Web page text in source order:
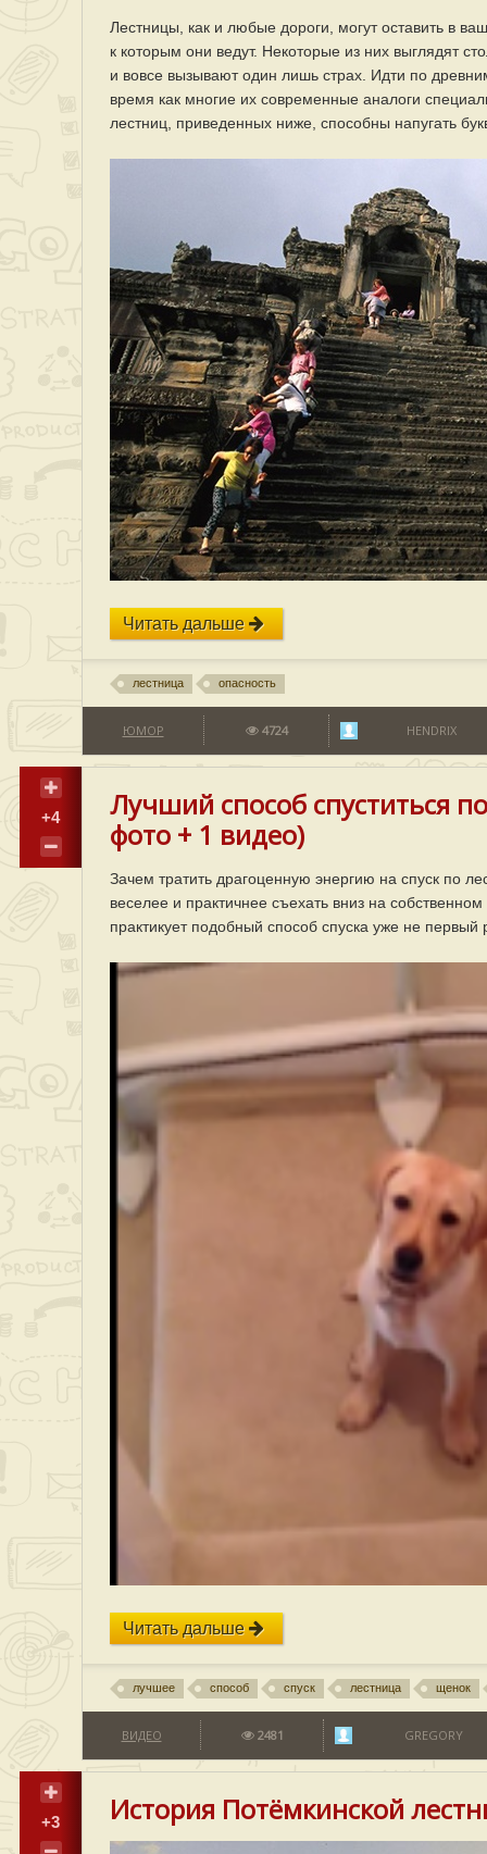
Лестницы, как и любые дороги, могут оставить в
к которым они ведут. Некоторые из них выглядят
и вовсе вызывают один лишь страх. Идти по
время как многие их современные аналоги
лестниц, приведенных ниже, способны напугать
Читать дальше
лестница опасность
ЮМОР 4724 HENDRIX
+4
Лучший способ спуститься
фото + 1 видео)
Зачем тратить драгоценную энергию на спуск по
веселее и практичнее съехать вниз на
практикует подобный способ спуска уже не первый
Читать дальше
лучшее способ спуск лестница щенок
ВИДЕО 2481 GREGORY
+3 История Потёмкинской